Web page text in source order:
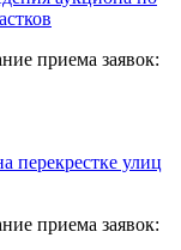
приема заявок:
перекрестке улиц
приема заявок: